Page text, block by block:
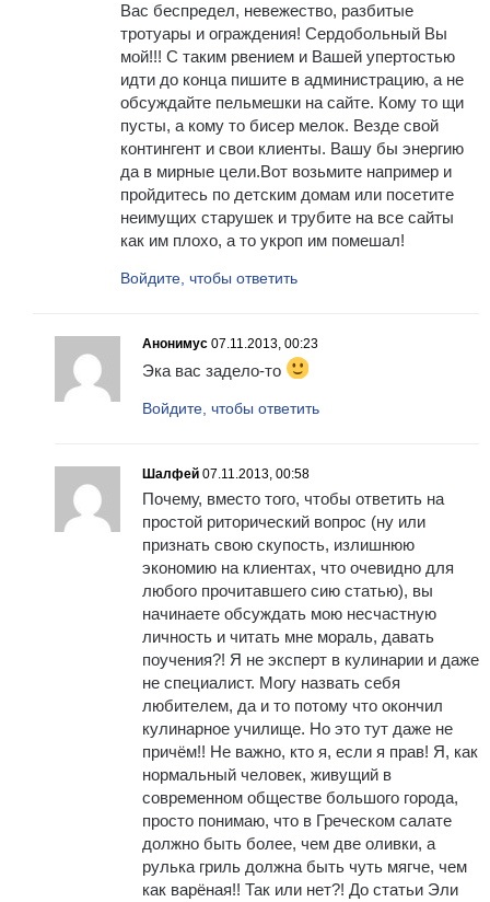
Вас беспредел, невежество, разбитые
тротуары и ограждения! Сердобольный Вы
мой!!! С таким рвением и Вашей упертостью
идти до конца пишите в администрацию, а не
обсуждайте пельмешки на сайте. Кому то щи
пусты, а кому то бисер мелок. Везде свой
контингент и свои клиенты. Вашу бы энергию
да в мирные цели.Вот возьмите например и
пройдитесь по детским домам или посетите
неимущих старушек и трубите на все сайты
как им плохо, а то укроп им помешал!
Войдите, чтобы ответить
Анонимус 07.11.2013, 00:23
Эка вас задело-то
Войдите, чтобы ответить
Шалфей 07.11.2013, 00:58
Почему, вместо того, чтобы ответить на
простой риторический вопрос (ну или
признать свою скупость, излишнюю
экономию на клиентах, что очевидно для
любого прочитавшего сию статью), вы
начинаете обсуждать мою несчастную
личность и читать мне мораль, давать
поучения?! Я не эксперт в кулинарии и даже
не специалист. Могу назвать себя
любителем, да и то потому что окончил
кулинарное училище. Но это тут даже не
причём!! Не важно, кто я, если я прав! Я, как
нормальный человек, живущий в
современном обществе большого города,
просто понимаю, что в Греческом салате
должно быть более, чем две оливки, а
рулька гриль должна быть чуть мягче, чем
как варёная!! Так или нет?! До статьи Эли